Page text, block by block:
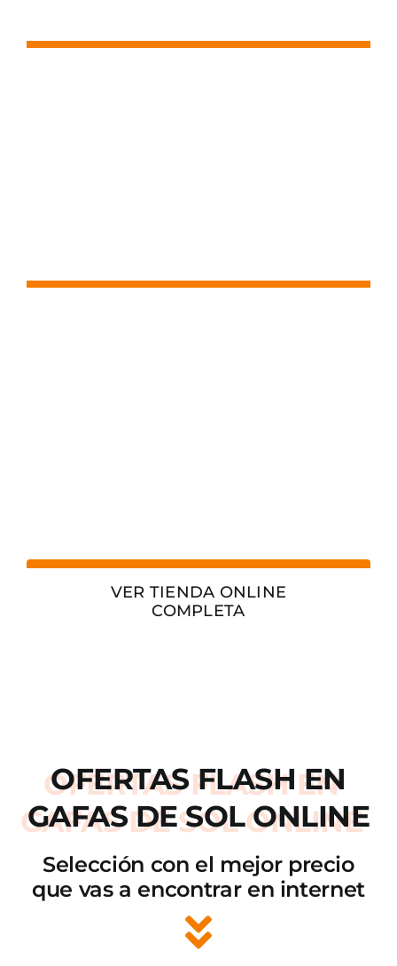
VER TIENDA ONLINE
COMPLETA
OFERTAS FLASH EN
GAFAS DE SOL ONLINE
Selección con el mejor precio
que vas a encontrar en internet